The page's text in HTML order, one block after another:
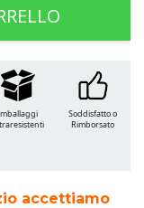
accettiamo
Soddisfatto o
Rimborsato